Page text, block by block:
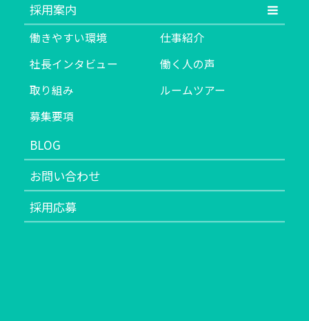
採用案内
働きやすい環境
仕事紹介
社長インタビュー
働く人の声
取り組み
ルームツアー
募集要項
BLOG
お問い合わせ
採用応募